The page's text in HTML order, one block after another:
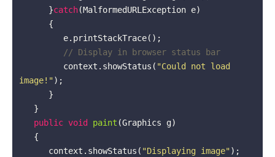
      }
catch(MalformedURLException e)
// Display in browser status bar
         context.showStatus(
"Could not load
image!" );
public void paint (Graphics g)
{
      context.showStatus(
"Displaying image" );